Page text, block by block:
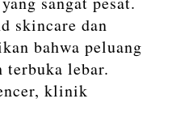
skincare dan
bahwa peluang
lebar.
klinik